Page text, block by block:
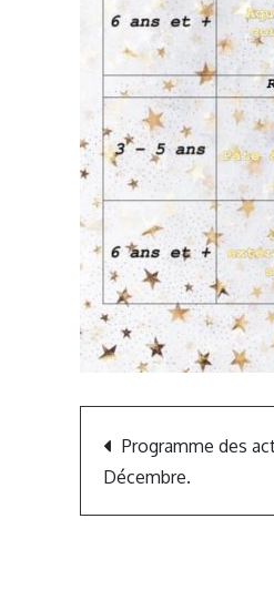
Navigation
de
Programme des
Décembre.